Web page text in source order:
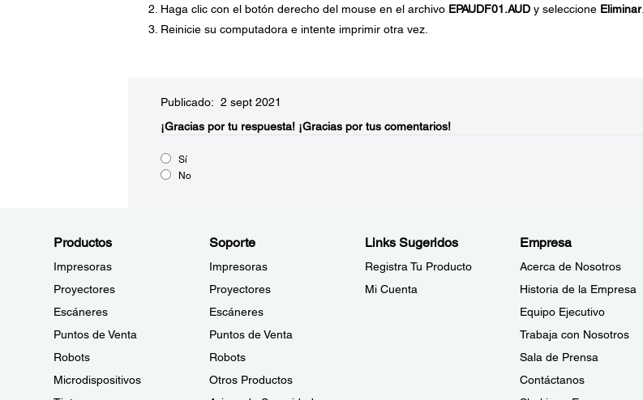
Haga clic con el botón derecho del mouse en el archivo EPAUDF01.AUDy seleccione Eliminar.
Reinicie su computadora e intente imprimir otra vez.
Publicado: 2 sept 2021
¡Gracias por tu respuesta! ¡Gracias por tus comentarios!
Sí
No
Productos
Impresoras
Proyectores
Escáneres
Puntos de Venta
Robots
Microdispositivos
Soporte
Impresoras
Proyectores
Escáneres
Puntos de Venta
Robots
Otros Productos
Links Sugeridos
Registra Tu Producto
Mi Cuenta
Empresa
Acerca de Nosotros
Historia de la Empresa
Equipo Ejecutivo
Trabaja con Nosotros
Sala de Prensa
Contáctanos